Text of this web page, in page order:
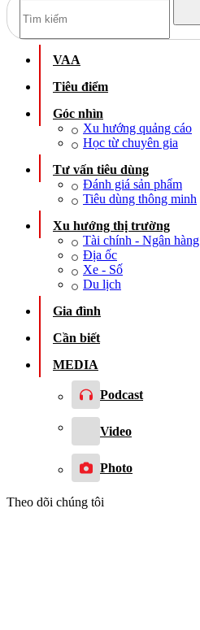
VAA
Tiêu điểm
Góc nhìn
Xu hướng quảng cáo
Học từ chuyên gia
Tư vấn tiêu dùng
Đánh giá sản phẩm
Tiêu dùng thông minh
Xu hướng thị trường
Tài chính - Ngân hàng
Địa ốc
Xe - Số
Du lịch
Gia đình
Cần biết
MEDIA
Podcast
Video
Photo
Theo dõi chúng tôi